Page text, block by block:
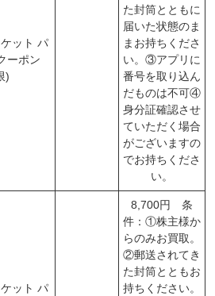
ット パ
ーポン
)
た封筒とともに
届いた状態のま
まお持ちくださ
い。③アプリに
番号を取り込ん
だものは不可④
身分証確認させ
ていただく場合
がございますの
でお持ちくださ
い。
ット パ
8,700円 条
件：①株主様か
らのみお買取。
②郵送されてき
た封筒とともお
持ちください。